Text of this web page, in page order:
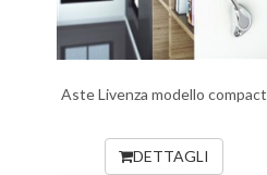
Aste Livenza modello compact
DETTAGLI